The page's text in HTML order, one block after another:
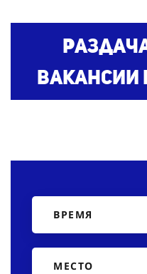
вакансии
ВРЕМЯ
МЕСТО